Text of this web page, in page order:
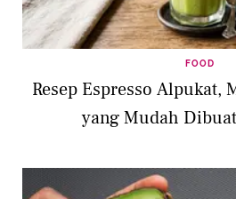
FOOD
Resep Espresso Alpukat,
yang Mudah